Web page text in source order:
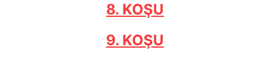
8. KOŞU
9. KOŞU